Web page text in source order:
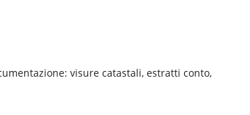
visure catastali, estratti conto,